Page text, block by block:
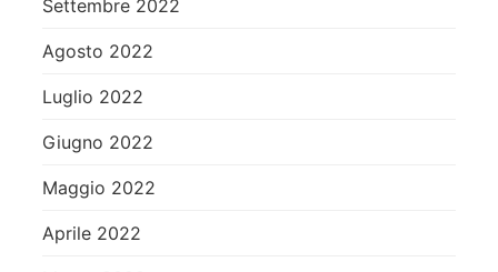
Settembre 2022
Agosto 2022
Luglio 2022
Giugno 2022
Maggio 2022
Aprile 2022